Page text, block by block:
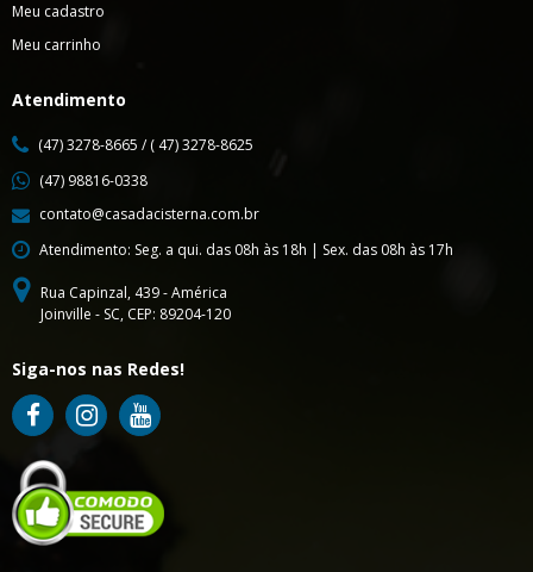
Meu cadastro
Meu carrinho
Atendimento
(47) 3278-8665 / ( 47) 3278-8625
(47) 98816-0338
contato@casadacisterna.com.br
Atendimento: Seg. a qui. das 08h às 18h | Sex. das 08h às 17h
Rua Capinzal, 439 - América
Joinville - SC, CEP: 89204-120
Siga-nos nas Redes!